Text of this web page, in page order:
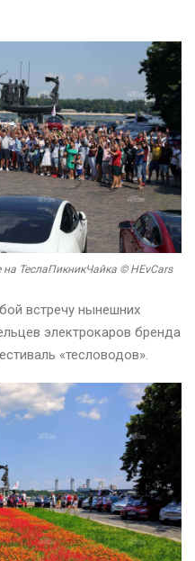
ТеслаПикникЧайка © HEvCars
встречу нынешних
электрокаров бренда
«тесловодов».